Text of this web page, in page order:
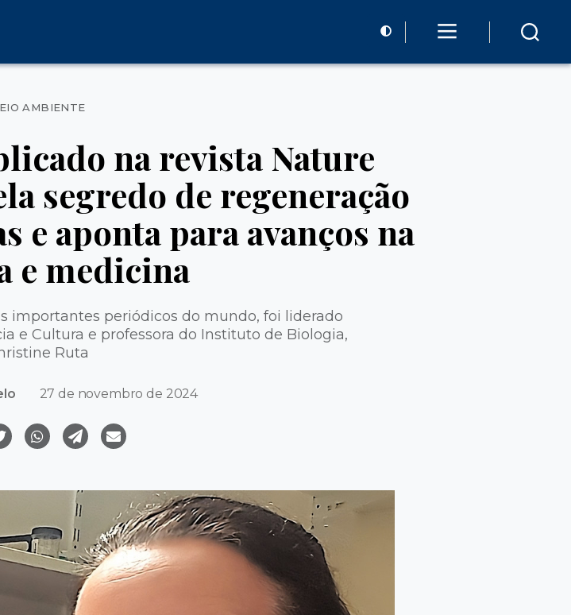
Categorias
AMBIENTE
na revista Nature
segredo de regeneração
e aponta para avanços na
e medicina
importantes periódicos do mundo, foi liderado
e Cultura e professora do Instituto de Biologia,
Ruta
27 de novembro de 2024